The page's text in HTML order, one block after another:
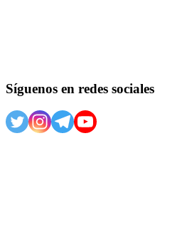
Síguenos en redes sociales